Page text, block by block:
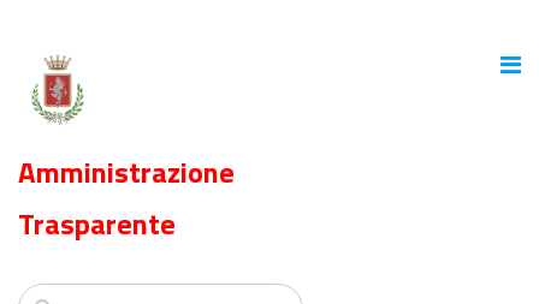
Amministrazione
Trasparente